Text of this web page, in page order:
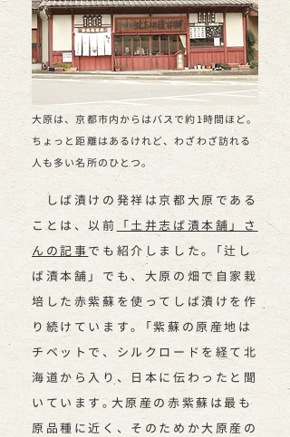
しば漬けの発祥は京都大原である
ことは、以前
「土井志ば漬本舗」さ
んの記事でも紹介しました｡「辻し
ば漬本舗」でも、大原の畑で自家栽
培した赤紫蘇を使ってしば漬けを作
り続けています｡「紫蘇の原産地は
チベットで、シルクロードを経て北
海道から入り、日本に伝わったと聞
いています｡大原産の赤紫蘇は最も
原品種に近く、そのためか大原産の
大原は、京都市内からはバスで約1時間ほど｡
ちょっと距離はあるけれど、わざわざ訪れる
人も多い名所のひとつ。